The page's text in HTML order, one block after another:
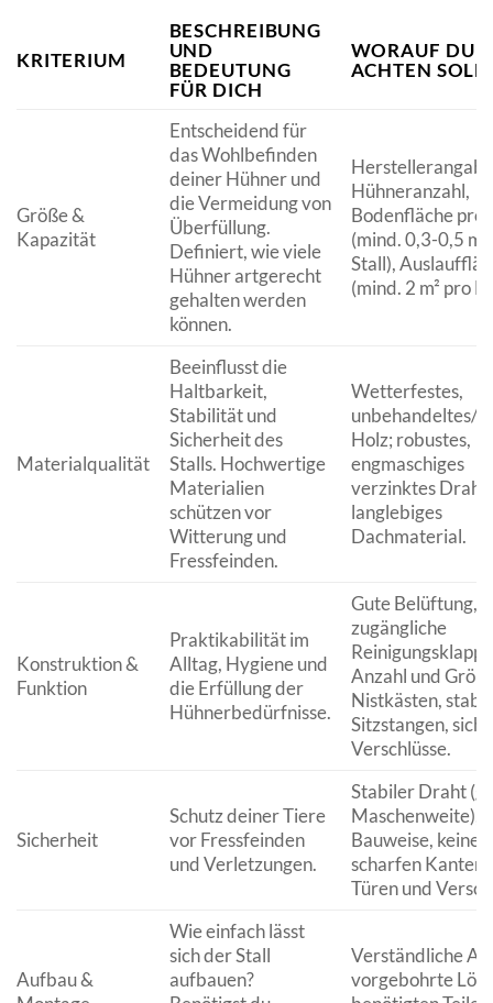
KRITERIUM
BESCHREIBUNG
UND
BEDEUTUNG
FÜR DICH
WORAUF DU
ACHTEN
Größe &
Kapazität
Entscheidend für
das Wohlbefinden
deiner Hühner und
die Vermeidung von
Überfüllung.
Definiert, wie viele
Hühner artgerecht
gehalten werden
können.
Hühneranzahl,
Bodenfläche pro
(mind. 0,3-0,5 m²
Stall),
(mind. 2 m² pro
Materialqualität
Beeinflusst die
Haltbarkeit,
Stabilität und
Sicherheit des
Stalls. Hochwertige
Materialien
schützen vor
Witterung und
Fressfeinden.
Wetterfestes,
unbehandeltes/
Holz; robustes,
engmaschiges
verzinktes
langlebiges
Dachmaterial.
Konstruktion &
Funktion
Praktikabilität im
Alltag, Hygiene und
die Erfüllung der
Hühnerbedürfnisse.
Gute Belüftung,
zugängliche
Anzahl und
Nistkästen,
Sitzstangen,
Verschlüsse.
Sicherheit
Schutz deiner Tiere
vor Fressfeinden
und Verletzungen.
Stabiler Draht
Maschenweite),
Bauweise, keine
scharfen Kanten,
Türen und
Aufbau &
Wie einfach lässt
sich der Stall
aufbauen?
Verständliche
vorgebohrte